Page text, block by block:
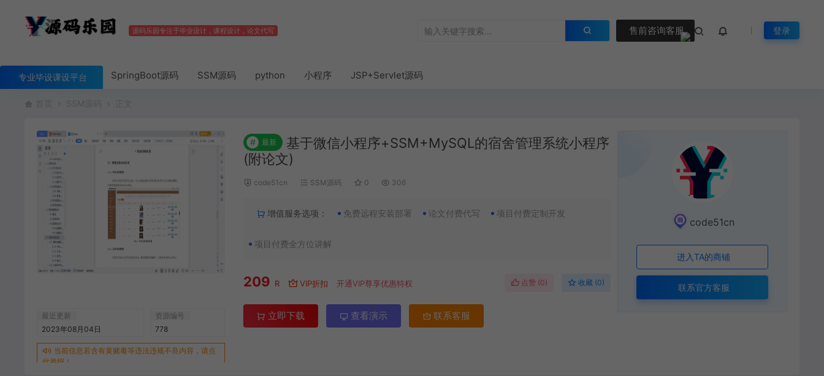
源码乐园专注于毕业设计，课程设计，论文代写 售前咨询客服 登录
专业毕设课设平台 SpringBoot源码 SSM源码 python 小程序 JSP+Servlet源码
最近更新
2023年08月04日
资源编号
778
当前信息若含有黄赌毒等违法违规不良内容，请点
此举报！
# 最新
基于微信小程序+SSM+MySQL的宿舍管理系统小程序
(附论文)
code51cn SSM源码 0 306
增值服务选项： 免费远程安装部署 论文付费代写 项目付费定制开发
项目付费全方位讲解
209 R VIP折扣 开通VIP尊享优惠特权 点赞 (0) 收藏 (0)
立即下载 查看演示 联系客服
code51cn
进入TA的商铺
联系官方客服